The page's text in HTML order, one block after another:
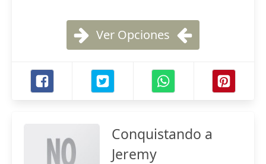
Ver Opciones
Conquistando a
Jeremy